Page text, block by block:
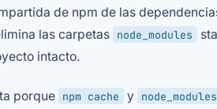
de npm de las
las carpetas node_modules
intacto.
porque npm cache y node_modules